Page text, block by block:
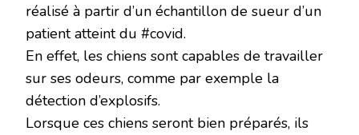
réalisé à partir d’un échantillon de sueur d’un
patient atteint du #covid.
En effet, les chiens sont capables de travailler
sur ses odeurs, comme par exemple la
détection d’explosifs.
Lorsque ces chiens seront bien préparés, ils